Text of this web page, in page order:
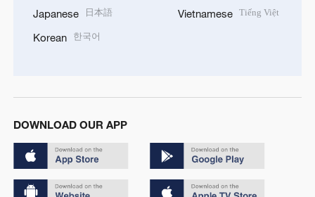
Japanese 日本語
Korean 한국어
Vietnamese Tiếng Việt
DOWNLOAD OUR APP